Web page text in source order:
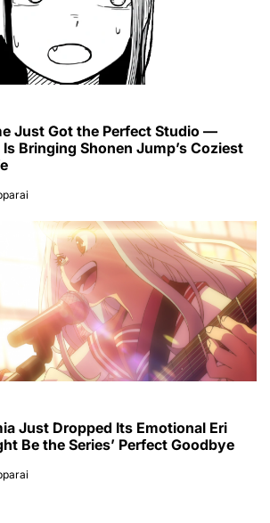
Just Got the Perfect Studio —
Bringing Shonen Jump’s Coziest
Just Dropped Its Emotional Eri
Be the Series’ Perfect Goodbye